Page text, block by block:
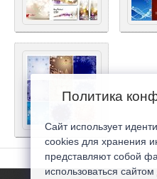
Политика
Сайт использует
cookies для хранения
представляют собой
использоваться